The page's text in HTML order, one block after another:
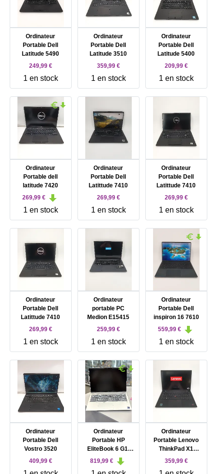
Ordinateur
Portable Dell
Latitude 5490
249,99 €
1 en stock
Ordinateur
Portable Dell
Latitude 3510
359,99 €
1 en stock
Ordinateur
Portable Dell
Latitude 5400
209,99 €
1 en stock
Ordinateur
Portable dell
latitude 7420
269,99 €
1 en stock
Ordinateur
Portable Dell
Latittude 7410
269,99 €
1 en stock
Ordinateur
Portable Dell
Latittude 7410
269,99 €
1 en stock
Ordinateur
Portable Dell
Latittude 7410
269,99 €
1 en stock
Ordinateur
portable PC
Medion E15415
259,99 €
1 en stock
Ordinateur
Portable Dell
inspiron 16 7610
559,99 €
1 en stock
Ordinateur
Portable Dell
Vostro 3520
409,99 €
Ordinateur
Portable HP
EliteBook 6 G1i
Notebook AI - AI
PC - conception de
819,99 €
Ordinateur
Portable Lenovo
ThinkPad X1
Carbon Gen 9 14"
359,99 €